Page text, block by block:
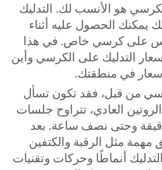
هو الأنسب لك. التدليك
يمكنك الحصول عليه أثناء
على كرسي خاص. في هذا
التدليك على الكرسي وأين
في منطقتك.
من قبل، فقد تكون تسأل
العادي، تتراوح جلسات
على الكرسي بين 15 دقيقة وحتى نصف ساعة. بعد
مثل الرقبة والكتفين
أنماطًا وحركات وتقنيات